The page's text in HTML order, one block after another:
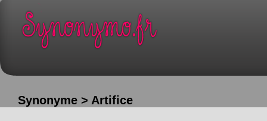
Synonyme > Artifice